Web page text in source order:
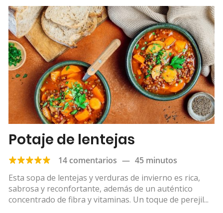
Potaje de lentejas
14 comentarios — 45 minutos
Esta sopa de lentejas y verduras de invierno es rica,
sabrosa y reconfortante, además de un auténtico
concentrado de fibra y vitaminas. Un toque de perejil...